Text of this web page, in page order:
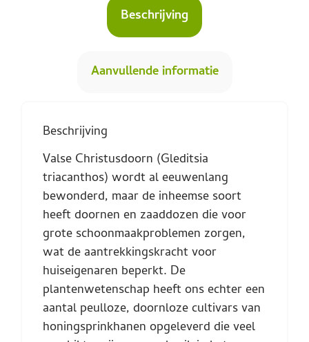
Beschrijving
Aanvullende informatie
Beschrijving
Valse Christusdoorn (Gleditsia
triacanthos) wordt al eeuwenlang
bewonderd, maar de inheemse soort
heeft doornen en zaaddozen die voor
grote schoonmaakproblemen zorgen,
wat de aantrekkingskracht voor
huiseigenaren beperkt. De
plantenwetenschap heeft ons echter een
aantal peulloze, doornloze cultivars van
honingsprinkhanen opgeleverd die veel